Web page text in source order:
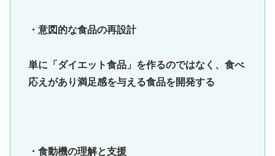
・意図的な食品の再設計
単に「ダイエット食品」を作るのではなく、食べ
応えがあり満足感を与える食品を開発する
・食動機の理解と支援